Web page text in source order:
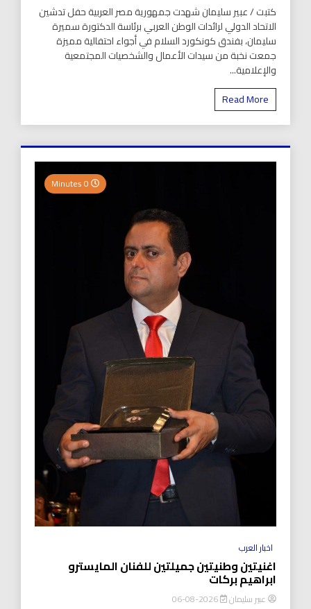
كتبت / عبير سليمان شهدت جمهورية مصر العربية حفل تدشين
الاتحاد الدولي لرائدات الوطن العربي برئاسة الدكتورة سميرة
سليمان، بفندق كونكورد السلام في أجواء احتفالية مميزة
جمعت نخبة من سيدات الأعمال والشخصيات المجتمعية
والإعلامية...
Read More
اخبار العرب
اغنيتين وطنيتين جميلتين للفنان المايسترو
ابراهيم بركات
عبير سليمان 2026-08-06